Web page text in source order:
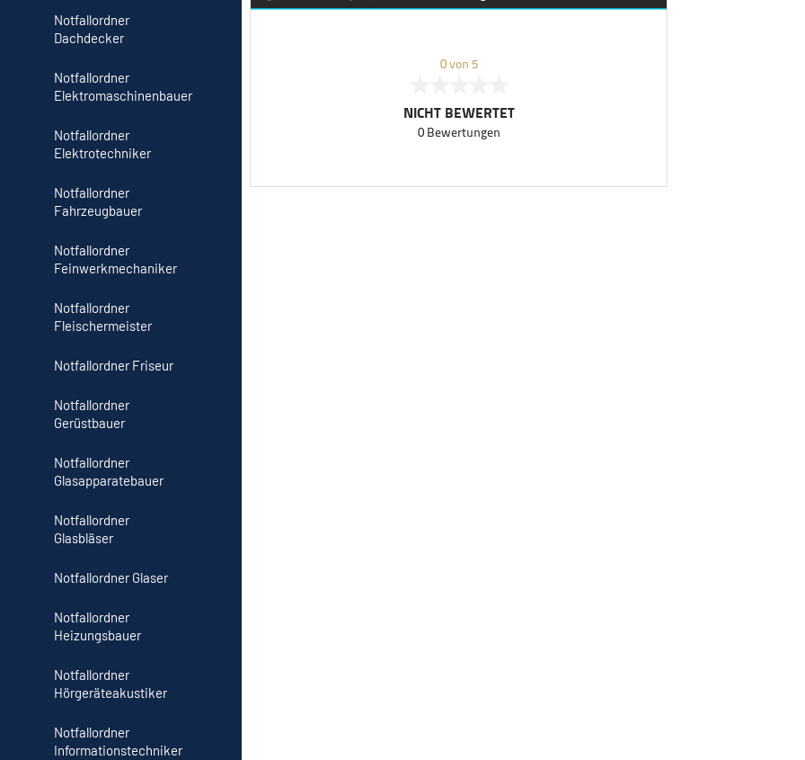
Notfallordner
Dachdecker
Notfallordner
Elektromaschinenbauer
Notfallordner
Elektrotechniker
Notfallordner
Fahrzeugbauer
Notfallordner
Feinwerkmechaniker
Notfallordner
Fleischermeister
Notfallordner Friseur
Notfallordner
Gerüstbauer
Notfallordner
Glasapparatebauer
Notfallordner
Glasbläser
Notfallordner Glaser
Notfallordner
Heizungsbauer
Notfallordner
Hörgeräteakustiker
Notfallordner
Informationstechniker